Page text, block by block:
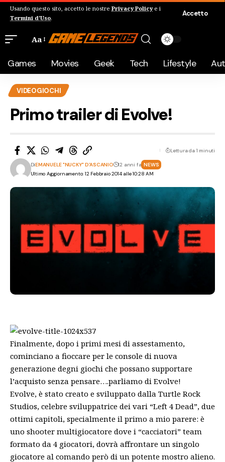
Usando questo sito, accetto le nostre Privacy Policye i
Termini d'Uso.
Accetto
Aa
Games Movies Geek Tech Lifestyle
VIDEOGIOCHI
Primo trailer di Evolve!
Ultimo Aggiornamento: 12 Febbraio 2014 alle 10:28 AM
DiEMANUELE "NUCKY" D'ASCANIO 12 anni fa NEWS
Lettura da 1 minuti
Finalmente, dopo i primi mesi di assestamento,
cominciano a fioccare per le console di nuova
generazione degni giochi che possano supportare
l’acquisto senza pensare….parliamo di Evolve!
Evolve, è stato creato e sviluppato dalla Turtle Rock
Studios, celebre sviluppatrice dei vari “Left 4 Dead”, due
ottimi capitoli, specialmente il primo a mio parere: è
uno shooter multigiocatore dove i “cacciatori” team
formato da 4 giocatori, dovrà affrontare un singolo
giocatore al comando però di un potente mostro alieno.